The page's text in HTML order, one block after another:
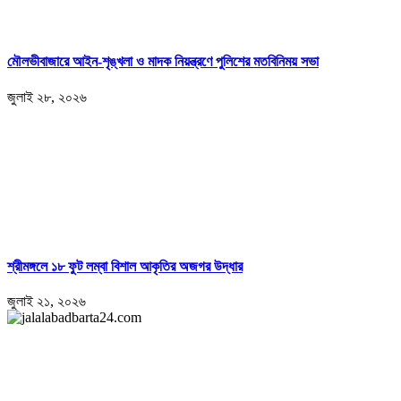
মৌলভীবাজারে আইন-শৃঙ্খলা ও মাদক নিয়ন্ত্রণে পুলিশের মতবিনিময় সভা
জুলাই ২৮, ২০২৬
শ্রীমঙ্গলে ১৮ ফুট লম্বা বিশাল আকৃতির অজগর উদ্ধার
জুলাই ২১, ২০২৬